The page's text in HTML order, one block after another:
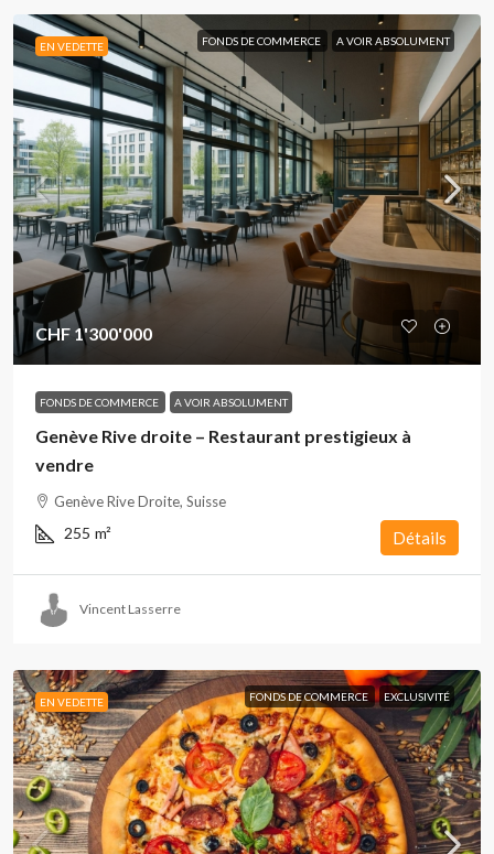
EN VEDETTE FONDS DE COMMERCE A VOIR ABSOLUMENT
CHF 1'300'000
FONDS DE COMMERCE A VOIR ABSOLUMENT
Genève Rive droite – Restaurant prestigieux à
vendre
Genève Rive Droite, Suisse
255 m² Détails
Vincent Lasserre
EN VEDETTE FONDS DE COMMERCE EXCLUSIVITÉ